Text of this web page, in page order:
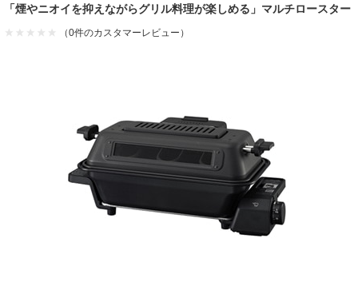
「煙やニオイを抑えながらグリル料理が楽しめる」マルチロースター
（0件のカスタマーレビュー）